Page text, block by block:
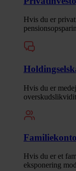
Hvis du er
Hvis du er
Hvis du er et
eksponering